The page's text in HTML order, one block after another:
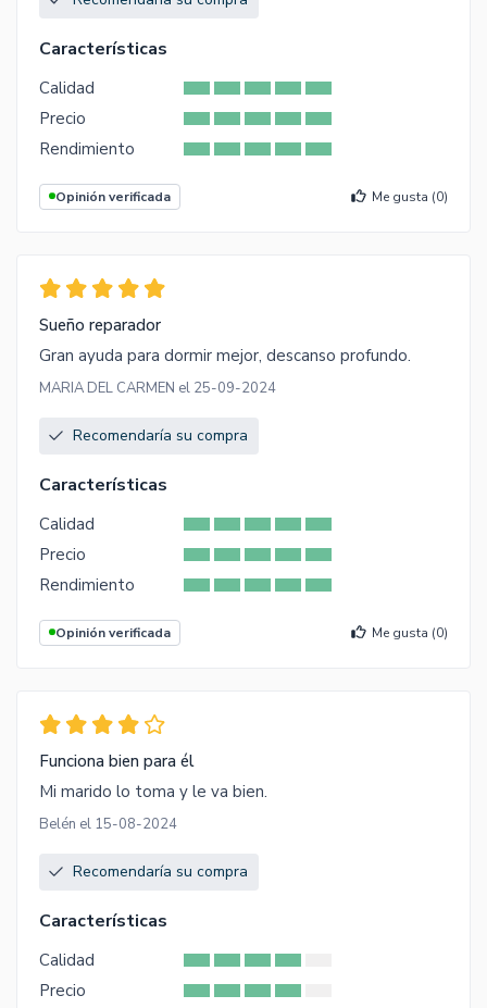
Características
Calidad
Precio
Rendimiento
Opinión verificada Me gusta (0)
Sueño reparador
Gran ayuda para dormir mejor, descanso profundo.
MARIA DEL CARMEN el 25-09-2024
Recomendaría su compra
Características
Calidad
Precio
Rendimiento
Opinión verificada Me gusta (0)
Funciona bien para él
Mi marido lo toma y le va bien.
Belén el 15-08-2024
Recomendaría su compra
Características
Calidad
Precio